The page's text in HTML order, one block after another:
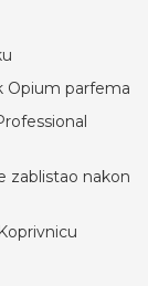
Opium parfema
zablistao nakon